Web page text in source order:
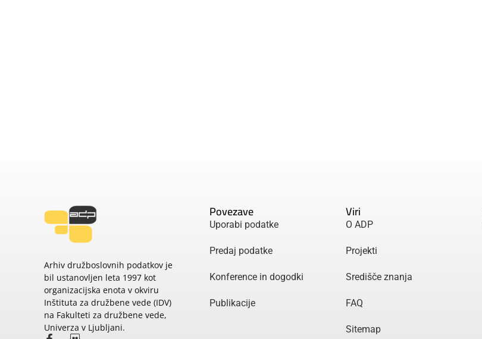
Arhiv družboslovnih podatkov je
bil ustanovljen leta 1997 kot
organizacijska enota v okviru
Inštituta za družbene vede (IDV)
na Fakulteti za družbene vede,
Univerza v Ljubljani.
Povezave
Uporabi podatke
Predaj podatke
Konference in dogodki
Publikacije
Viri
O ADP
Projekti
Središče znanja
FAQ
Sitemap